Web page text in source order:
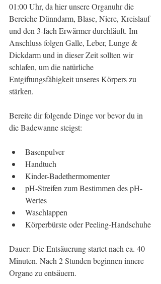
01:00 Uhr, da hier unsere Organuhr die
Bereiche Dünndarm, Blase, Niere, Kreislauf
und den 3-fach Erwärmer durchläuft. Im
Anschluss folgen Galle, Leber, Lunge &
Dickdarm und in dieser Zeit sollten wir
schlafen, um die natürliche
Entgiftungsfähigkeit unseres Körpers zu
stärken.
Bereite dir folgende Dinge vor bevor du in
die Badewanne steigst:
Basenpulver
Handtuch
Kinder-Badethermomenter
pH-Streifen zum Bestimmen des pH-
Wertes
Waschlappen
Körperbürste oder Peeling-Handschuhe
Dauer: Die Entsäuerung startet nach ca. 40
Minuten. Nach 2 Stunden beginnen innere
Organe zu entsäuern.